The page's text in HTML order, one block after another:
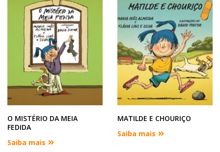
O MISTÉRIO DA MEIA
FEDIDA
Saiba mais
MATILDE E CHOURIÇO
Saiba mais